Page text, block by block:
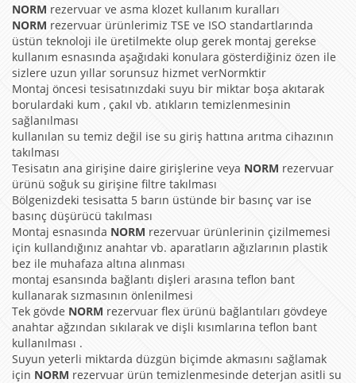
NORM rezervuar ve asma klozet kullanım kuralları
NORM rezervuar ürünlerimiz TSE ve ISO standartlarında
üstün teknoloji ile üretilmekte olup gerek montaj gerekse
kullanım esnasında aşağıdaki konulara gösterdiğiniz özen ile
sizlere uzun yıllar sorunsuz hizmet verNormktir
Montaj öncesi tesisatınızdaki suyu bir miktar boşa akıtarak
borulardaki kum , çakıl vb. atıkların temizlenmesinin
sağlanılması
kullanılan su temiz değil ise su giriş hattına arıtma cihazının
takılması
Tesisatın ana girişine daire girişlerine veya NORM rezervuar
ürünü soğuk su girişine filtre takılması
Bölgenizdeki tesisatta 5 barın üstünde bir basınç var ise
basınç düşürücü takılması
Montaj esnasında NORM rezervuar ürünlerinin çizilmemesi
için kullandığınız anahtar vb. aparatların ağızlarının plastik
bez ile muhafaza altına alınması
montaj esansında bağlantı dişleri arasına teflon bant
kullanarak sızmasının önlenilmesi
Tek gövde NORM rezervuar flex ürünü bağlantıları gövdeye
anahtar ağzından sıkılarak ve dişli kısımlarına teflon bant
kullanılması .
Suyun yeterli miktarda düzgün biçimde akmasını sağlamak
için NORM rezervuar ürün temizlenmesinde deterjan asitli su